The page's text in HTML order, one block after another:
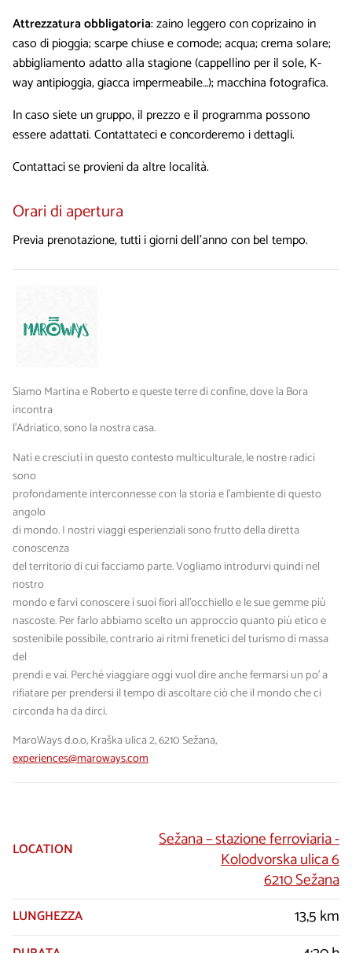
Attrezzatura obbligatoria: zaino leggero con coprizaino in
caso di pioggia; scarpe chiuse e comode; acqua; crema solare;
abbigliamento adatto alla stagione (cappellino per il sole, K-
way antipioggia, giacca impermeabile…); macchina fotografica.
In caso siete un gruppo, il prezzo e il programma possono
essere adattati. Contattateci e concorderemo i dettagli.
Contattaci se provieni da altre località.
Orari di apertura
Previa prenotazione, tutti i giorni dell’anno con bel tempo.
Siamo Martina e Roberto e queste terre di confine, dove la Bora
incontra
l'Adriatico, sono la nostra casa.
Nati e cresciuti in questo contesto multiculturale, le nostre radici
sono
profondamente interconnesse con la storia e l’ambiente di questo
angolo
di mondo. I nostri viaggi esperienziali sono frutto della diretta
conoscenza
del territorio di cui facciamo parte. Vogliamo introdurvi quindi nel
nostro
mondo e farvi conoscere i suoi fiori all’occhiello e le sue gemme più
nascoste. Per farlo abbiamo scelto un approccio quanto più etico e
sostenibile possibile, contrario ai ritmi frenetici del turismo di massa
del
prendi e vai. Perché viaggiare oggi vuol dire anche fermarsi un po' a
rifiatare per prendersi il tempo di ascoltare ciò che il mondo che ci
circonda ha da dirci.
MaroWays d.o.o, Kraška ulica 2, 6210 Sežana,
experiences@maroways.com
LOCATION
Sežana – stazione ferroviaria -
Kolodvorska ulica 6
6210 Sežana
LUNGHEZZA 13,5 km